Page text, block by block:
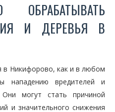
И ДЕРЕВЬЯ В
в Никифорово, как и в любом
нападению вредителей и
могут стать причиной
и значительного снижения